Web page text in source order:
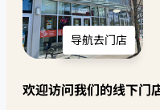
导航去门店
欢迎访问我们的线下门店